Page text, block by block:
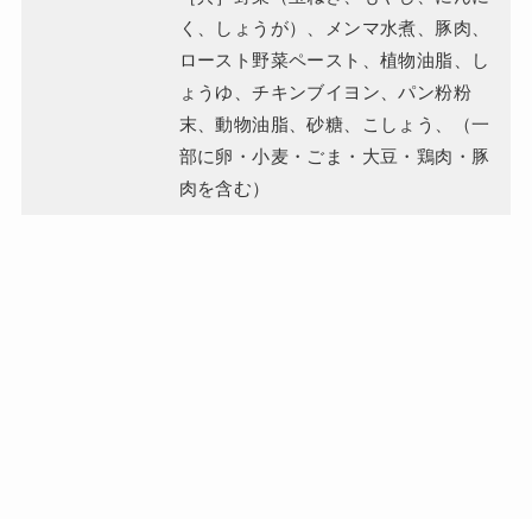
く、しょうが）、メンマ水煮、豚肉、
ロースト野菜ペースト、植物油脂、し
ょうゆ、チキンブイヨン、パン粉粉
末、動物油脂、砂糖、こしょう、（一
部に卵・小麦・ごま・大豆・鶏肉・豚
肉を含む）